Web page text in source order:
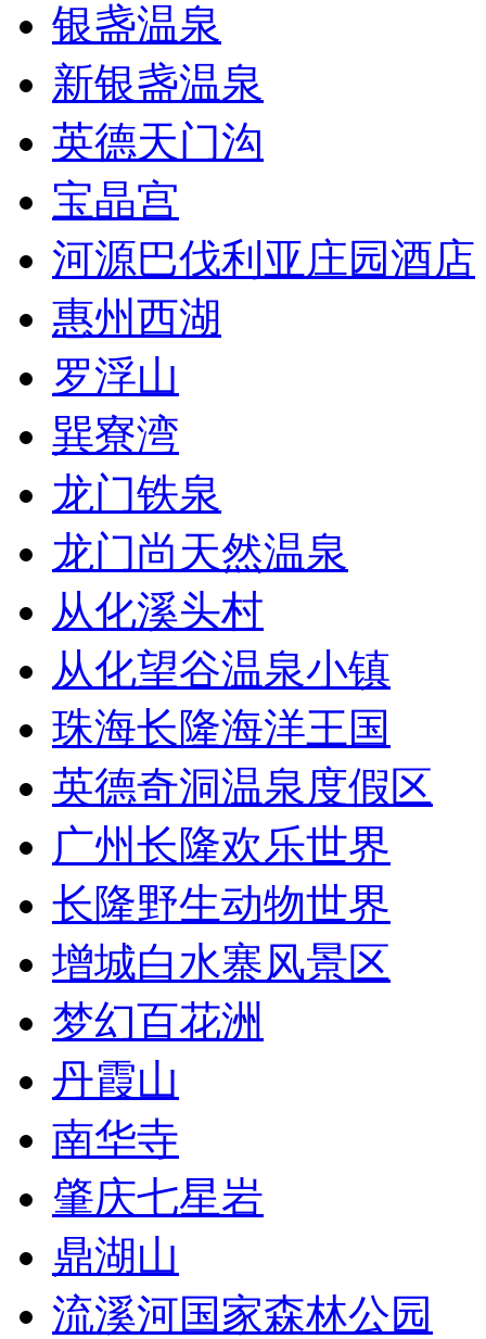
银盏温泉
新银盏温泉
英德天门沟
宝晶宫
河源巴伐利亚庄园酒店
惠州西湖
罗浮山
巽寮湾
龙门铁泉
龙门尚天然温泉
从化溪头村
从化望谷温泉小镇
珠海长隆海洋王国
英德奇洞温泉度假区
广州长隆欢乐世界
长隆野生动物世界
增城白水寨风景区
梦幻百花洲
丹霞山
南华寺
肇庆七星岩
鼎湖山
流溪河国家森林公园